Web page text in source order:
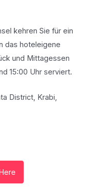
kehren Sie für ein
das hoteleigene
und Mittagessen
15:00 Uhr serviert.
District, Krabi,